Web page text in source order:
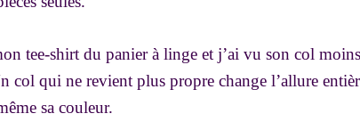
tee-shirt du panier à linge et j’ai vu son col
col qui ne revient plus propre change l’allure
sa couleur.